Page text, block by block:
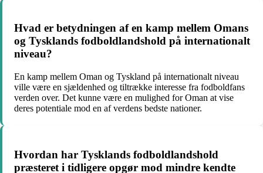
Hvad er betydningen af en kamp mellem Omans
og Tysklands fodboldlandshold på internationalt
niveau?
En kamp mellem Oman og Tyskland på internationalt niveau
ville være en sjældenhed og tiltrække interesse fra fodboldfans
verden over. Det kunne være en mulighed for Oman at vise
deres potentiale mod en af verdens bedste nationer.
Hvordan har Tysklands fodboldlandshold
præsteret i tidligere opgør mod mindre kendte